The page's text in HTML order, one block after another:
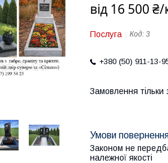
від 16 500
Послуга Код: 3
+380 (50) 911-13-
Замовлення
Законом не
належної якості